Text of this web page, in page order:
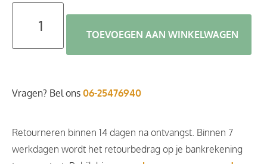
TOEVOEGEN AAN WINKELWAGEN
Vragen? Bel ons 06-25476940
Retourneren binnen 14 dagen na ontvangst. Binnen 7
werkdagen wordt het retourbedrag op je bankrekening